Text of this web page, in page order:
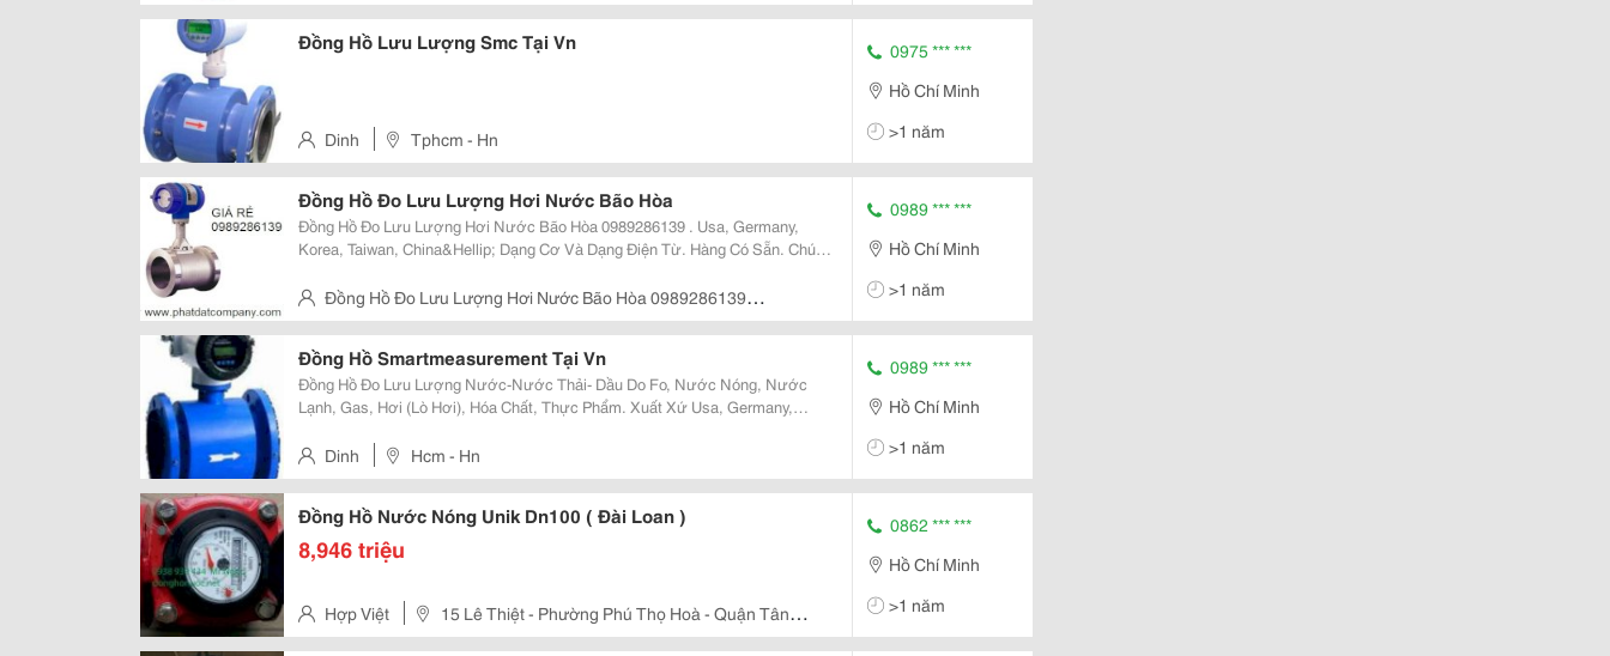
Đồng Hồ Lưu Lượng Smc Tại Vn
Dinh Tphcm - Hn
0975 *** ***
Hồ Chí Minh
>1 năm
Đồng Hồ Đo Lưu Lượng Hơi Nước Bão Hòa
Đồng Hồ Đo Lưu Lượng Hơi Nước Bão Hòa 0989286139 . Usa, Germany,
Korea, Taiwan, China&Hellip; Dạng Cơ Và Dạng Điện Từ. Hàng Có Sẵn. Chúng
15, 20, 25, 32, 40, 50, 65, 80, 100,
Đồng Hồ Đo Lưu Lượng Hơi Nước Bão Hòa 0989286139
Tphcm -Hn
0989 *** ***
Hồ Chí Minh
>1 năm
Đồng Hồ Smartmeasurement Tại Vn
Đồng Hồ Đo Lưu Lượng Nước-Nước Thải- Dầu Do Fo, Nước Nóng, Nước
Lạnh, Gas, Hơi (Lò Hơi), Hóa Chất, Thực Phẩm. Xuất Xứ Usa, Germany,
Sẵn. Chúng Tôi Bán Hàng Và Lắp Đặt Đồng Hồ T
Dinh Hcm - Hn
0989 *** ***
Hồ Chí Minh
>1 năm
Đồng Hồ Nước Nóng Unik Dn100 ( Đài Loan )
8,946 triệu
Hợp Việt
15 Lê Thiệt - Phường Phú Thọ Hoà - Quận Tân
Phú - Tp Hồ Chí Minh
0862 *** ***
Hồ Chí Minh
>1 năm